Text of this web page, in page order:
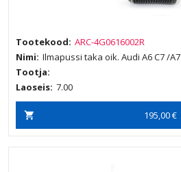
Tootekood: ARC-4G0616002R
Nimi: Ilmapussi taka oik. Audi A6 C7 /A7
Tootja:
Laoseis: 7.00
195,00 €